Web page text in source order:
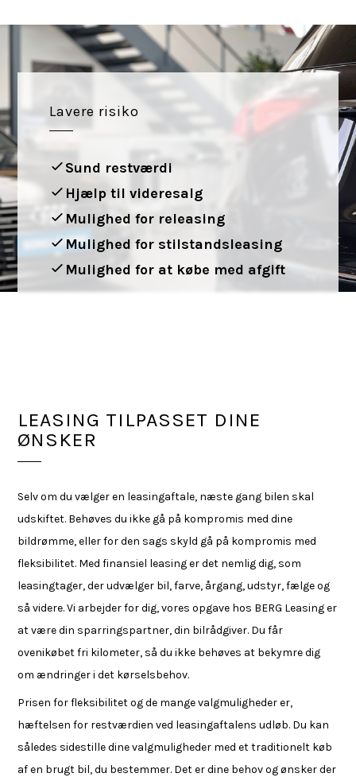
Lavere risiko
Sund restværdi
Hjælp til videresalg
Mulighed for releasing
Mulighed for stilstandsleasing
Mulighed for at købe med afgift
LEASING TILPASSET DINE
ØNSKER
Selv om du vælger en leasingaftale, næste gang bilen skal
udskiftet. Behøves du ikke gå på kompromis med dine
bildrømme, eller for den sags skyld gå på kompromis med
fleksibilitet. Med finansiel leasing er det nemlig dig, som
leasingtager, der udvælger bil, farve, årgang, udstyr, fælge og
så videre. Vi arbejder for dig, vores opgave hos BERG Leasing er
at være din sparringspartner, din bilrådgiver. Du får
ovenikøbet fri kilometer, så du ikke behøves at bekymre dig
om ændringer i det kørselsbehov.
Prisen for fleksibilitet og de mange valgmuligheder er,
hæftelsen for restværdien ved leasingaftalens udløb. Du kan
således sidestille dine valgmuligheder med et traditionelt køb
af en brugt bil, du bestemmer. Det er dine behov og ønsker der